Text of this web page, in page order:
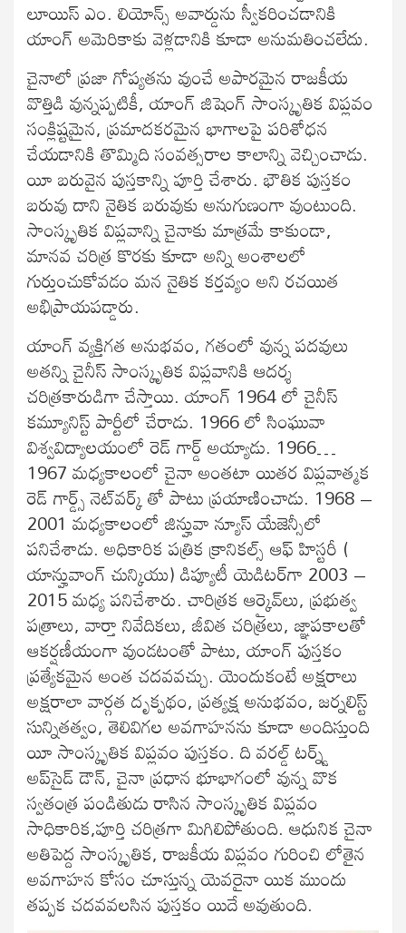
లూయిస్ ఎం. లియోన్స్ అవార్డును స్వీకరించడానికి
యాంగ్ అమెరికాకు వెళ్లడానికి కూడా అనుమతించలేదు.
చైనాలో ప్రజా గోప్యతను వుంచే అపారమైన రాజకీయ
వొత్తిడి వున్నప్పటికీ, యాంగ్ జిషెంగ్ సాంస్కృతిక విప్లవం
సంక్లిష్టమైన, ప్రమాదకరమైన భాగాలపై పరిశోధన
చేయడానికి తొమ్మిది సంవత్సరాల కాలాన్ని వెచ్చించాడు.
యీ బరువైన పుస్తకాన్ని పూర్తి చేశారు. భౌతిక పుస్తకం
బరువు దాని నైతిక బరువుకు అనుగుణంగా వుంటుంది.
సాంస్కృతిక విప్లవాన్ని చైనాకు మాత్రమే కాకుండా,
మానవ చరిత్ర కొరకు కూడా అన్ని అంశాలలో
గుర్తుంచుకోవడం మన నైతిక కర్తవ్యం అని రచయిత
అభిప్రాయపడ్డారు.
యాంగ్ వ్యక్తిగత అనుభవం, గతంలో వున్న పదవులు
అతన్ని చైనీస్ సాంస్కృతిక విప్లవానికి ఆదర్శ
చరిత్రకారుడిగా చేస్తాయి. యాంగ్ 1964 లో చైనీస్
కమ్యూనిస్ట్ పార్టీలో చేరాడు. 1966 లో సింఘువా
విశ్వవిద్యాలయంలో రెడ్ గార్డ్ అయ్యాడు. 1966…
1967 మధ్యకాలంలో చైనా అంతటా యితర విప్లవాత్మక
రెడ్ గార్డ్స్‌ నెట్‌వర్క్‌ తో పాటు ప్రయాణించాడు. 1968 –
2001 మధ్యకాలంలో జిన్హువా న్యూస్ యేజెన్సీలో
పనిచేశాడు. అధికారిక పత్రిక క్రానికల్స్ ఆఫ్ హిస్టరీ (
యాన్హువాంగ్ చున్కియు) డిప్యూటీ యెడిటర్‌గా 2003 –
2015 మధ్య పనిచేశారు. చారిత్రక ఆర్కైవ్‌లు, ప్రభుత్వ
పత్రాలు, వార్తా నివేదికలు, జీవిత చరిత్రలు, జ్ఞాపకాలతో
ఆకర్షణీయంగా వుండటంతో పాటు, యాంగ్ పుస్తకం
ప్రత్యేకమైన అంత చదవవచ్చు. యెందుకంటే అక్షరాలు
అక్షరాలా వార్గత దృక్పథం, ప్రత్యక్ష అనుభవం, జర్నలిస్ట్
సున్నితత్వం, తెలివిగల అవగాహనను కూడా అందిస్తుంది
యీ సాంస్కృతిక విప్లవం పుస్తకం. ది వరల్డ్ టర్న్డ్
అప్‌సైడ్ డౌన్, చైనా ప్రధాన భూభాగంలో వున్న వొక
స్వతంత్ర పండితుడు రాసిన సాంస్కృతిక విప్లవం
సాధికారిక,పూర్తి చరిత్రగా మిగిలిపోతుంది. ఆధునిక చైనా
అతిపెద్ద సాంస్కృతిక, రాజకీయ విప్లవం గురించి లోతైన
అవగాహన కోసం చూస్తున్న యెవరైనా యిక ముందు
తప్పక చదవవలసిన పుస్తకం యిదే అవుతుంది.